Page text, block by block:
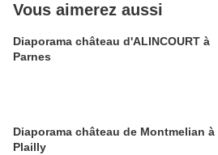
Vous aimerez aussi
Diaporama château d'ALINCOURT à
Parnes
Diaporama château de Montmelian à
Plailly